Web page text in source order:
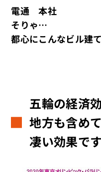
電通 本社
そりゃ…
都心にこんなビル建
五輪の経済
地方も含め
凄い効果で